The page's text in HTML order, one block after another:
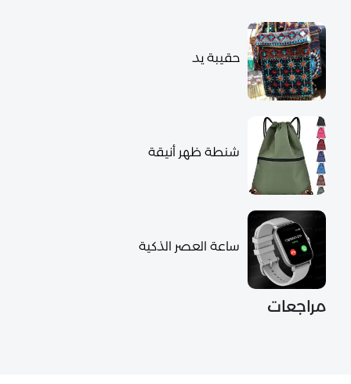
حقيبة يد
شنطة ظهر أنيقة
ساعة العصر الذكية
مراجعات